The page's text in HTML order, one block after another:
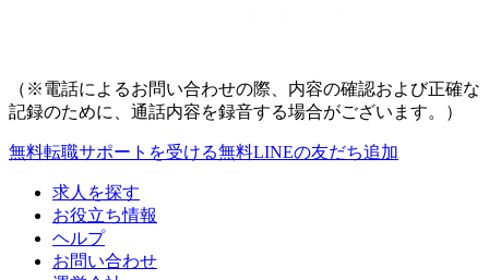
（※電話によるお問い合わせの際、内容の確認および正確な
記録のために、通話内容を録音する場合がございます。）
無料転職サポートを受ける無料LINEの友だち追加
求人を探す
お役立ち情報
ヘルプ
お問い合わせ